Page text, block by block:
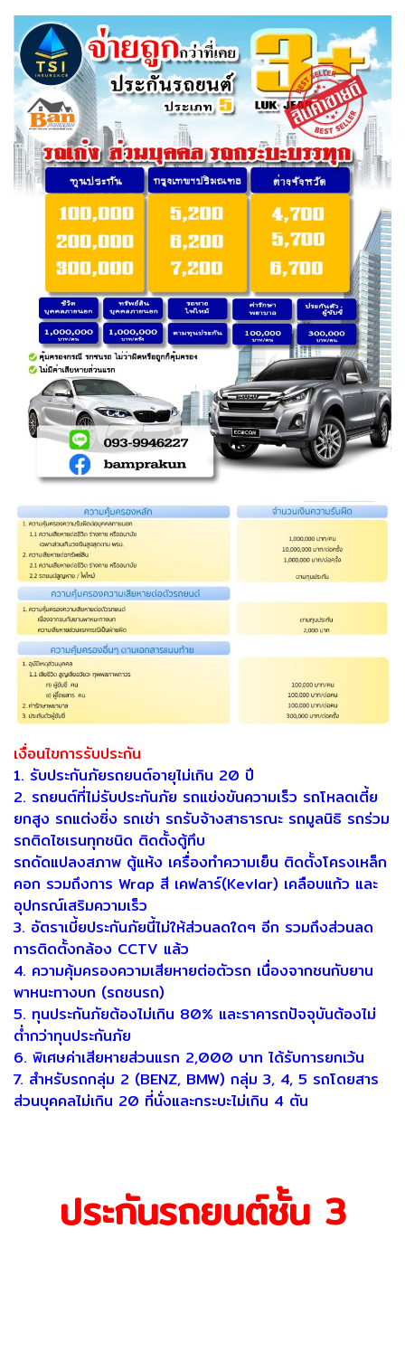
เงื่อนไขการรับประกัน
1. รับประกันภัยรถยนต์อายุไม่เกิน 20 ปี
2. รถยนต์ที่ไม่รับประกันภัย รถแข่งขันความเร็ว รถโหลดเตี้ย
ยกสูง รถแต่งซิ่ง รถเช่า รถรับจ้างสาธารณะ รถมูลนิธิ รถร่วม
รถติดไซเรนทุกชนิด ติดตั้งตู้ทึบ
รถดัดแปลงสภาพ ตู้แห้ง เครื่องทำความเย็น ติดตั้งโครงเหล็ก
คอก รวมถึงการ Wrap สี เคฟลาร์(Kevlar) เคลือบแก้ว และ
อุปกรณ์เสริมความเร็ว
3. อัตราเบี้ยประกันภัยนี้ไม่ให้ส่วนลดใดๆ อีก รวมถึงส่วนลด
การติดตั้งกล้อง CCTV แล้ว
4. ความคุ้มครองความเสียหายต่อตัวรถ เนื่องจากชนกับยาน
พาหนะทางบก (รถชนรถ)
5. ทุนประกันภัยต้องไม่เกิน 80% และราคารถปัจจุบันต้องไม่
ต่ํากว่าทุนประกันภัย
6. พิเศษค่าเสียหายส่วนแรก 2,000 บาท ได้รับการยกเว้น
7. สําหรับรถกลุ่ม 2 (BENZ, BMW) กลุ่ม 3, 4, 5 รถโดยสาร
ส่วนบุคคลไม่เกิน 20 ที่นั่งและกระบะไม่เกิน 4 ตัน
ประกันรถยนต์ชั้น 3